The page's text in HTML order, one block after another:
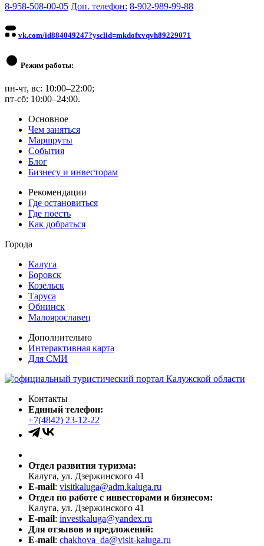
8-958-508-00-05 Доп. телефон: 8-902-989-99-88
vk.com/id884049247?ysclid=mkdofxvqvh89229071
Режим работы:
пн-чт, вс: 10:00–22:00;
пт-сб: 10:00–24:00.
Основное
Чем заняться
Маршруты
События
Блог
Бизнесу и инвесторам
Рекомендации
Где остановиться
Где поесть
Как добраться
Города
Калуга
Боровск
Козельск
Таруса
Обнинск
Малоярославец
Дополнительно
Интерактивная карта
Для СМИ
Контакты
Единый телефон:
+7(4842) 23-12-22
Отдел развития туризма:
Калуга, ул. Дзержинского 41
E-mail: visitkaluga@adm.kaluga.ru
Отдел по работе с инвесторами и бизнесом:
Калуга, ул. Дзержинского 41
E-mail: investkaluga@yandex.ru
Для отзывов и предложений:
E-mail: chakhova_da@visit-kaluga.ru